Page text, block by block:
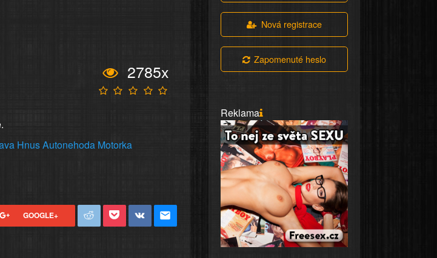
2785x
HnusAutonehoda Motorka
GOOGLE+
Nová registrace
Zapomenuté heslo
Reklama